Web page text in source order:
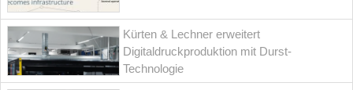
Kürten & Lechner erweitert
Digitaldruckproduktion mit Durst-
Technologie